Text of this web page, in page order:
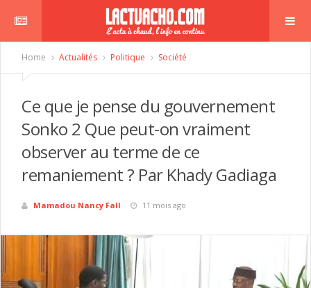
Home Actualités Politique Société
Ce que je pense du gouvernement
Sonko 2 Que peut-on vraiment
observer au terme de ce
remaniement ? Par Khady Gadiaga
Mamadou Nancy Fall 11 mois ago